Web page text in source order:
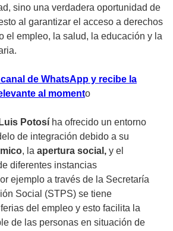
sino una verdadera oportunidad de
al garantizar el acceso a derechos
el empleo, la salud, la educación y la
de WhatsApp y recibe la
al momento
Potosí ha ofrecido un entorno
de integración debido a su
, la apertura social, y el
diferentes instancias
ejemplo a través de la Secretaría
Social (STPS) se tiene
del empleo y esto facilita la
de las personas en situación de